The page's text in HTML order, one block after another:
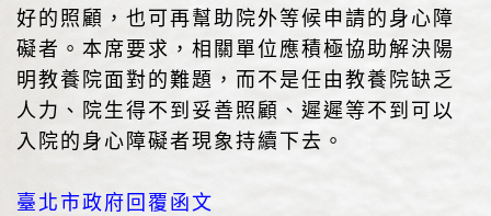
好的照顧，也可再幫助院外等候申請的身心障
礙者。本席要求，相關單位應積極協助解決陽
明教養院面對的難題，而不是任由教養院缺乏
人力、院生得不到妥善照顧、遲遲等不到可以
入院的身心障礙者現象持續下去。
臺北市政府回覆函文